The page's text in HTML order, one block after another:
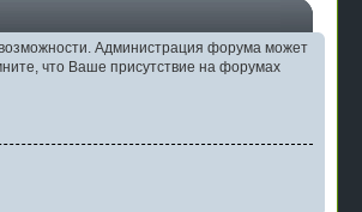
Администрация форума может
что Ваше присутствие на форумах